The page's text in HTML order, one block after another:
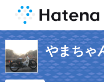
やまちゃ